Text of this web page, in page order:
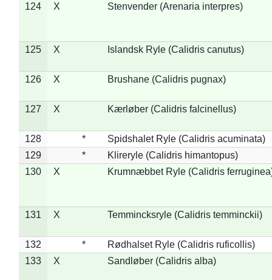
124
X Stenvender (Arenaria interpres)
125 X Islandsk Ryle (Calidris canutus)
126 X Brushane (Calidris pugnax)
127 X Kærløber (Calidris falcinellus)
128 *
Spidshalet Ryle (Calidris acuminata)
129
*
Klireryle (Calidris himantopus)
130
X Krumnæbbet Ryle (Calidris
131 X Temmincksryle (Calidris temminckii)
132 *
Rødhalset Ryle (Calidris ruficollis)
133
X Sandløber (Calidris alba)